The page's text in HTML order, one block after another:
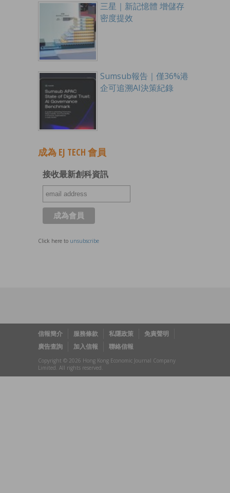
三星｜新記憶體 增儲存
密度提效
Sumsub報告｜僅36%港
企可追溯AI決策紀錄
成為 EJ TECH 會員
接收最新創科資訊
Click here to unsubscribe
信報簡介 服務條款 私隱政策
免責聲明
廣告查詢
加入信報 聯絡信報
Copyright © 2026 Hong Kong Economic Journal Company
Limited. All rights reserved.